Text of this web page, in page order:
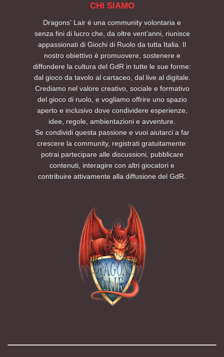
CHI SIAMO
Dragons' Lair è una community volontaria e
senza fini di lucro che, da oltre vent’anni, riunisce
appassionati di Giochi di Ruolo da tutta Italia. Il
nostro obiettivo è promuovere, sostenere e
diffondere la cultura del GdR in tutte le sue forme:
dal gioco da tavolo al cartaceo, dal live al digitale.
Crediamo nel valore creativo, sociale e formativo
del gioco di ruolo, e vogliamo offrire uno spazio
aperto e inclusivo dove condividere esperienze,
idee, regole, ambientazioni e avventure.
Se condividi questa passione e vuoi aiutarci a far
crescere la community, registrati gratuitamente:
potrai partecipare alle discussioni, pubblicare
contenuti, interagire con altri giocatori e
contribuire attivamente alla diffusione del GdR.